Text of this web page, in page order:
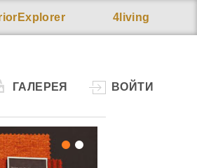
4living
ГАЛЕРЕЯ ВОЙТИ